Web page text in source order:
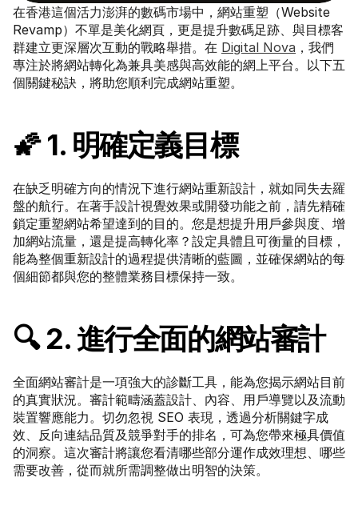
在香港這個活力澎湃的數碼市場中，網站重塑（Website
Revamp）不單是美化網頁，更是提升數碼足跡、與目標客
群建立更深層次互動的戰略舉措。在 Digital Nova ，我們
專注於將網站轉化為兼具美感與高效能的網上平台。以下五
個關鍵秘訣，將助您順利完成網站重塑。
🌠 1. 明確定義目標
在缺乏明確方向的情況下進行網站重新設計，就如同失去羅
盤的航行。在著手設計視覺效果或開發功能之前，請先精確
鎖定重塑網站希望達到的目的。您是想提升用戶參與度、增
加網站流量，還是提高轉化率？設定具體且可衡量的目標，
能為整個重新設計的過程提供清晰的藍圖，並確保網站的每
個細節都與您的整體業務目標保持一致。
🔍 2. 進行全面的網站審計
全面網站審計是一項強大的診斷工具，能為您揭示網站目前
的真實狀況。審計範疇涵蓋設計、內容、用戶導覽以及流動
裝置響應能力。切勿忽視 SEO 表現，透過分析關鍵字成
效、反向連結品質及競爭對手的排名，可為您帶來極具價值
的洞察。這次審計將讓您看清哪些部分運作成效理想、哪些
需要改善，從而就所需調整做出明智的決策。